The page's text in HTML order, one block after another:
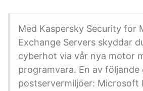
Med Kaspersky Security for
Exchange Servers skyddar
cyberhot via vår nya motor
programvara. En av följande
postservermiljöer: Microsoft